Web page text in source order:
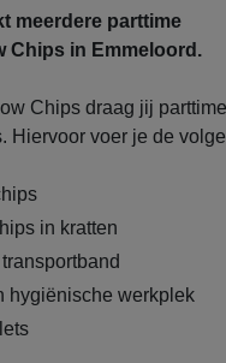
meerdere parttime
Chips in Emmeloord.
Chips draag jij
Hiervoor voer je de
in kratten
hygiënische werkplek